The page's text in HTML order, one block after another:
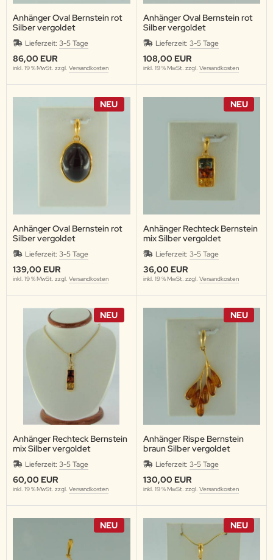
Anhänger Oval Bernstein rot
Silber vergoldet
Lieferzeit: 3-5 Tage
86,00 EUR
inkl. 19 % MwSt. zzgl. Versandkosten
Anhänger Oval Bernstein rot
Silber vergoldet
Lieferzeit: 3-5 Tage
108,00 EUR
inkl. 19 % MwSt. zzgl. Versandkosten
NEU
Anhänger Oval Bernstein rot
Silber vergoldet
Lieferzeit: 3-5 Tage
139,00 EUR
inkl. 19 % MwSt. zzgl. Versandkosten
NEU
Anhänger Rechteck Bernstein
mix Silber vergoldet
Lieferzeit: 3-5 Tage
36,00 EUR
inkl. 19 % MwSt. zzgl. Versandkosten
NEU
Anhänger Rechteck Bernstein
mix Silber vergoldet
Lieferzeit: 3-5 Tage
60,00 EUR
inkl. 19 % MwSt. zzgl. Versandkosten
NEU
Anhänger Rispe Bernstein
braun Silber vergoldet
Lieferzeit: 3-5 Tage
130,00 EUR
inkl. 19 % MwSt. zzgl. Versandkosten
NEU NEU